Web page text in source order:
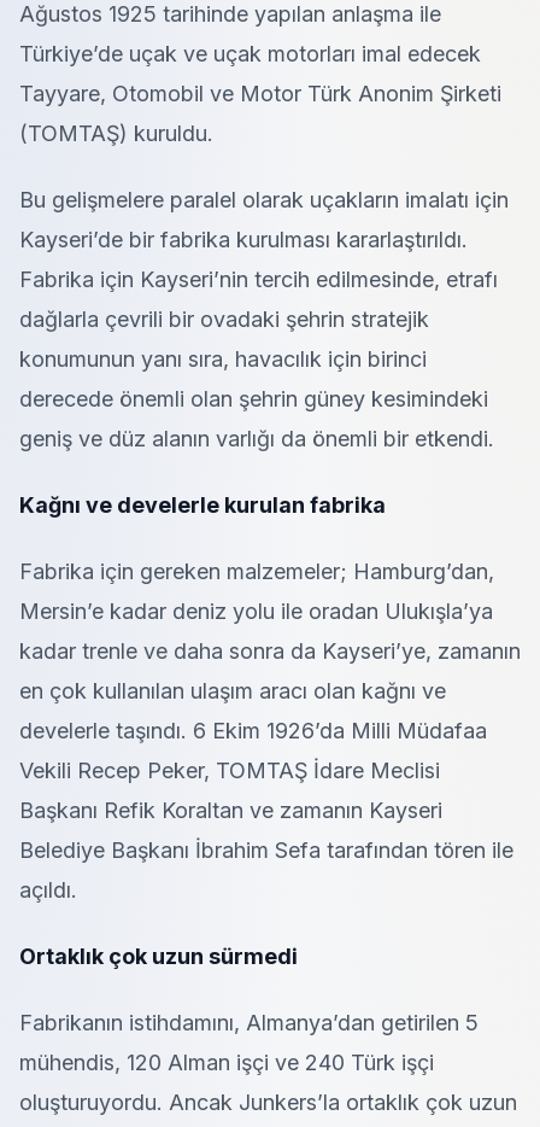
Ağustos 1925 tarihinde yapılan anlaşma ile
Türkiye’de uçak ve uçak motorları imal edecek
Tayyare, Otomobil ve Motor Türk Anonim Şirketi
(TOMTAŞ) kuruldu.
Bu gelişmelere paralel olarak uçakların imalatı için
Kayseri’de bir fabrika kurulması kararlaştırıldı.
Fabrika için Kayseri’nin tercih edilmesinde, etrafı
dağlarla çevrili bir ovadaki şehrin stratejik
konumunun yanı sıra, havacılık için birinci
derecede önemli olan şehrin güney kesimindeki
geniş ve düz alanın varlığı da önemli bir etkendi.
Kağnı ve develerle kurulan fabrika
Fabrika için gereken malzemeler; Hamburg’dan,
Mersin’e kadar deniz yolu ile oradan Ulukışla’ya
kadar trenle ve daha sonra da Kayseri’ye, zamanın
en çok kullanılan ulaşım aracı olan kağnı ve
develerle taşındı. 6 Ekim 1926’da Milli Müdafaa
Vekili Recep Peker, TOMTAŞ İdare Meclisi
Başkanı Refik Koraltan ve zamanın Kayseri
Belediye Başkanı İbrahim Sefa tarafından tören ile
açıldı.
Ortaklık çok uzun sürmedi
Fabrikanın istihdamını, Almanya’dan getirilen 5
mühendis, 120 Alman işçi ve 240 Türk işçi
oluşturuyordu. Ancak Junkers’la ortaklık çok uzun